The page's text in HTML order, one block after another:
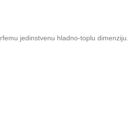
jedinstvenu hladno-toplu dimenziju.